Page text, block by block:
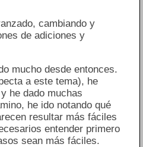
cambiando y
de adiciones y
mucho desde entonces.
a este tema), he
he dado muchas
he ido notando qué
resultar más fáciles
entender primero
sean más fáciles.